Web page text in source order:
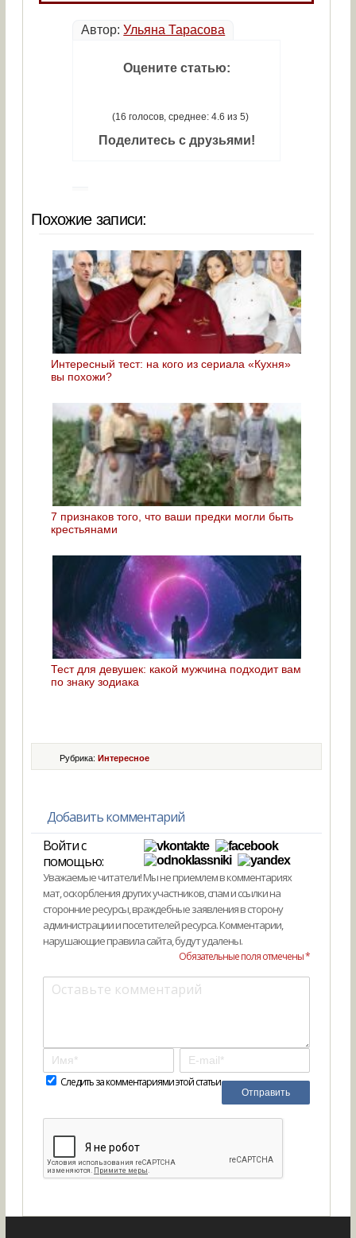
Автор:Ульяна Тарасова
Оцените статью:
(16 голосов, среднее: 4.6 из 5)
Поделитесь с друзьями!
Похожие записи:
Интересный тест: на кого из сериала «Кухня»
вы похожи?
7 признаков того, что ваши предки могли быть
крестьянами
Тест для девушек: какой мужчина подходит вам
по знаку зодиака
Рубрика:Интересное
Добавить комментарий
Войти с
помощью:
Уважаемые читатели! Мы не приемлем в комментариях
мат, оскорбления других участников, спам и ссылки на
сторонние ресурсы, враждебные заявления в сторону
администрации и посетителей ресурса. Комментарии,
нарушающие правила сайта, будут удалены.
Обязательные поля отмечены *
Следить за комментариями этой статьи